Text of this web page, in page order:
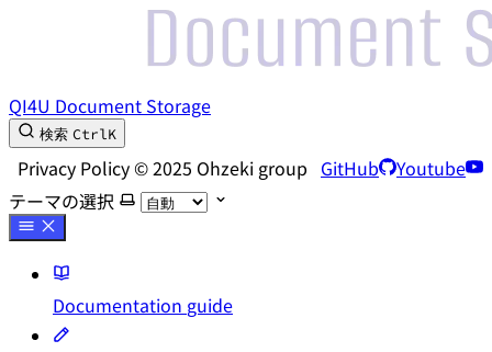
QI4U Document Storage
検索 CtrlK
Privacy Policy © 2025 Ohzeki group GitHub
Youtube
テーマの選択
Documentation guide